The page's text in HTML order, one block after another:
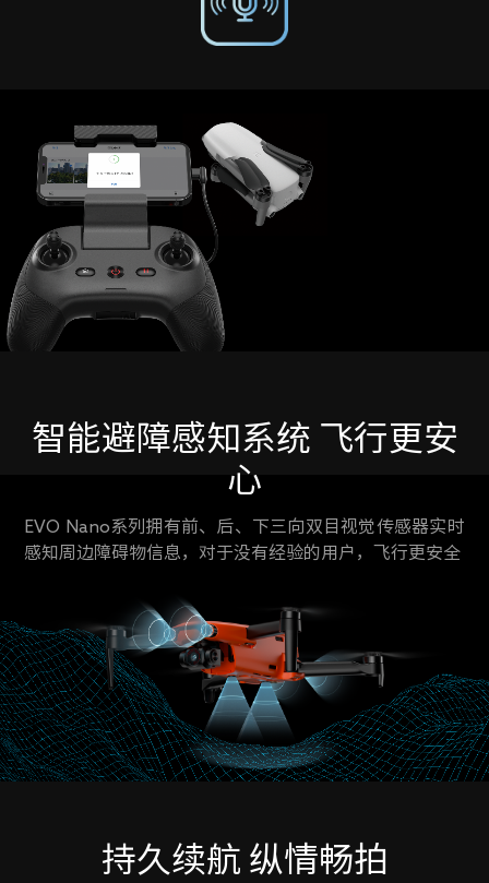
智能避障感知系统 飞行更安
心
EVO Nano系列拥有前、后、下三向双目视觉传感器实时
感知周边障碍物信息，对于没有经验的用户，飞行更安全
持久续航 纵情畅拍